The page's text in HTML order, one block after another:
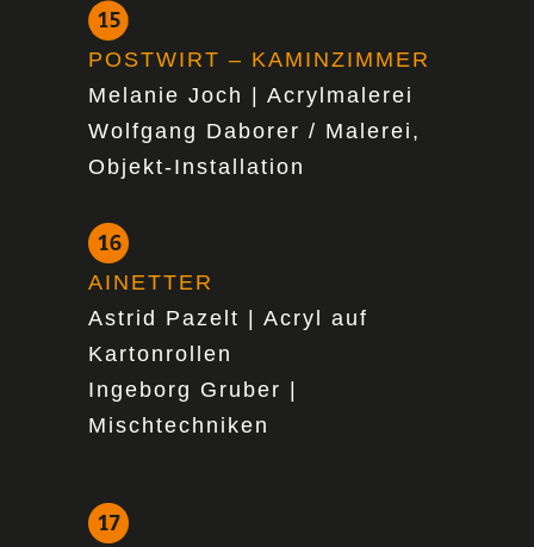
POSTWIRT – KAMINZIMMER
Melanie Joch | Acrylmalerei
Wolfgang Daborer / Malerei,
Objekt-Installation
AINETTER
Astrid Pazelt | Acryl auf
Kartonrollen
Ingeborg Gruber |
Mischtechniken